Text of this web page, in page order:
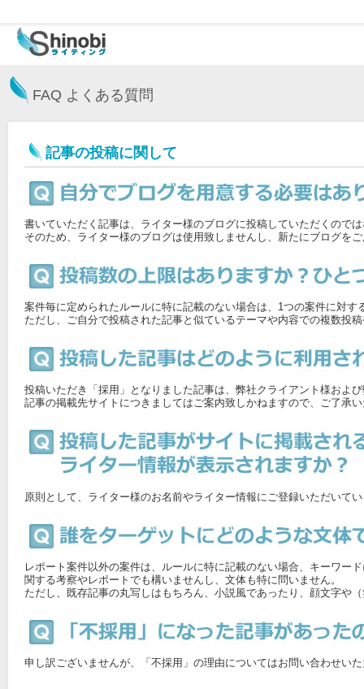
FAQ よくある質問
記事の投稿に関して
書いていただく記事は、ライター様のブログに投稿していただくので
そのため、ライター様のブログは使用致しませんし、新たにブログを
案件毎に定められたルールに特に記載のない場合は、1つの案件に対
ただし、ご自分で投稿された記事と似ているテーマや内容での複数投
投稿いただき「採用」となりました記事は、弊社クライアント様およ
記事の掲載先サイトにつきましてはご案内致しかねますので、ご了承
原則として、ライター様のお名前やライター情報にご登録いただいて
レポート案件以外の案件は、ルールに特に記載のない場合、キーワー
関する考察やレポートでも構いませんし、文体も特に問いません。
ただし、既存記事の丸写しはもちろん、小説風であったり、顔文字や
申し訳ございませんが、「不採用」の理由についてはお問い合わせい